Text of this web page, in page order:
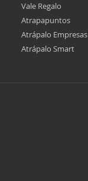
Vale Regalo
Atrapapuntos
Atrápalo Empresas
Atrápalo Smart